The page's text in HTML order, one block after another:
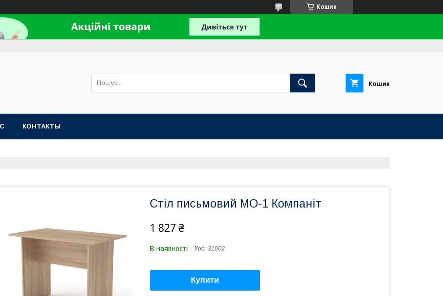
Кошик
Кошик
КОНТАКТЫ
Стіл письмовий МО-1 Компаніт
1 827 ₴
В наявності Код: 31002
Купити